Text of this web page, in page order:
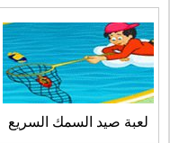
لعبة صيد السمك السريع